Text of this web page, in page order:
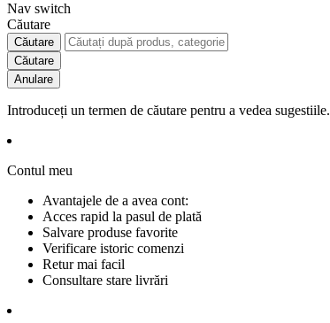
Nav switch
Căutare
Căutare
Căutare
Anulare
Introduceți un termen de căutare pentru a vedea sugestiile.
Contul meu
Avantajele de a avea cont:
Acces rapid la pasul de plată
Salvare produse favorite
Verificare istoric comenzi
Retur mai facil
Consultare stare livrări